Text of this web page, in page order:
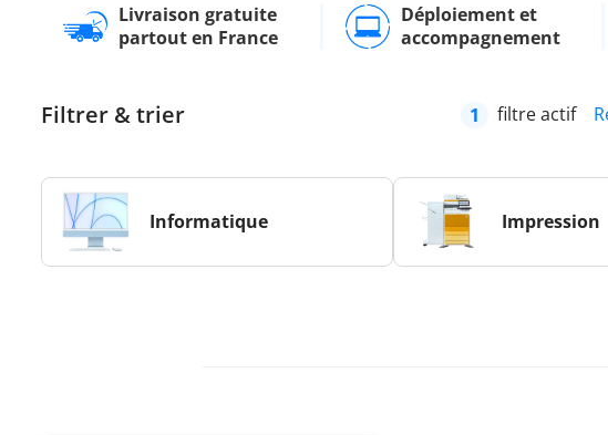
Livraison gratuite
partout en France
Déploiement et
accompagnement
Filtrer & trier 1 filtre actif
Informatique Impression